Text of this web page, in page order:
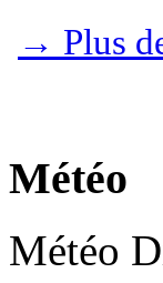
→ Plus
Météo
Météo